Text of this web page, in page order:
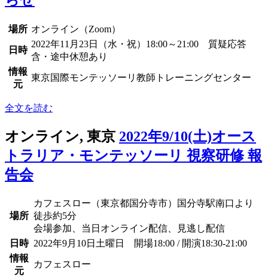
場所 オンライン（Zoom）
日時
2022年11月23日（水・祝）18:00～21:00 質疑応答
含・途中休憩あり
情報
元
東京国際モンテッソーリ教師トレーニングセンター
全文を読む
オンライン, 東京 2022年9/10(土)オース
トラリア・モンテッソーリ 視察研修 報
告会
場所
カフェスロー（東京都国分寺市）国分寺駅南口より
徒歩約5分
会場参加、当日オンライン配信、見逃し配信
日時 2022年9月10日土曜日 開場18:00 / 開演18:30-21:00
情報
元
カフェスロー